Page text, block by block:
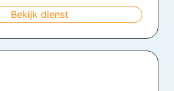
Bekijk dienst